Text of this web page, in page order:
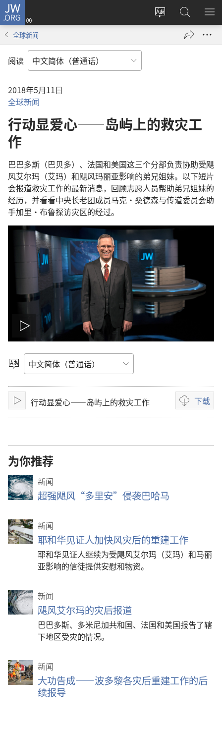
JW.ORG
更
登
录
（打
搜
索
JW.ORG
显
全球新闻
阅读
2018年5月11日
全球新闻
行动显爱心——岛屿上的救灾工
作
巴巴多斯（巴贝多）、法国和美国这三个分部负责协助受飓
风艾尔玛（艾玛）和飓风玛丽亚影响的弟兄姐妹。以下短片
会报道救灾工作的最新消息，回顾志愿人员帮助弟兄姐妹的
经历，并看看中央长老团成员马克·桑德森与传道委员会助
手加里·布鲁探访灾区的经过。
播
放
影
片
选
语
言
播
放
行动显爱心——岛屿上的救灾工作 下载
影
片
为你推荐
新闻
超强飓风“多里安”侵袭巴哈马
新闻
耶和华见证人加快风灾后的重建工作
耶和华见证人继续为受飓风艾尔玛（艾玛）和马丽
亚影响的信徒提供安慰和物资。
新闻
飓风艾尔玛的灾后报道
巴巴多斯、多米尼加共和国、法国和美国报告了辖
下地区受灾的情况。
新闻
大功告成——波多黎各灾后重建工作的后
续报导